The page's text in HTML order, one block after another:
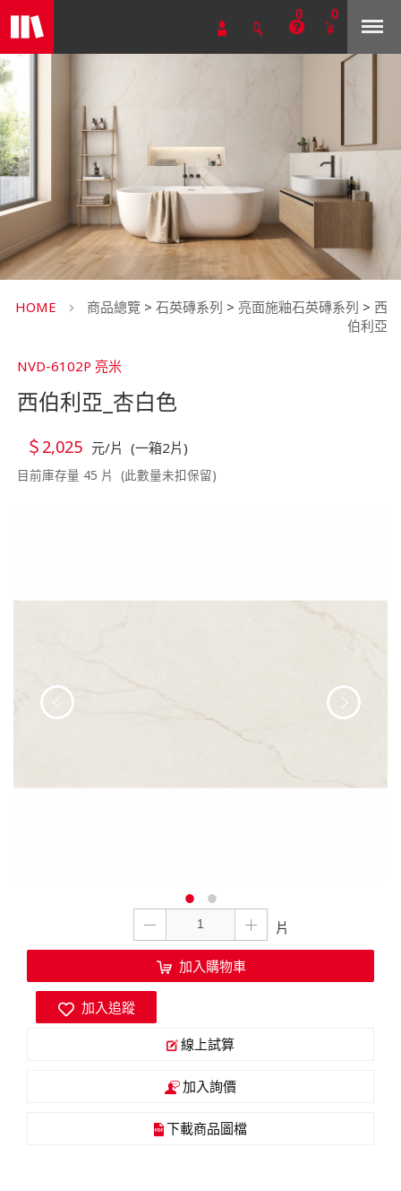
0 0
HOME 商品總覽 > 石英磚系列 > 亮面施釉石英磚系列 > 西
伯利亞
NVD-6102P 亮米
西伯利亞_杏白色
＄2,025 元/片 (一箱2片)
目前庫存量 45 片 (此數量未扣保留)
加入購物車
加入追蹤
線上試算
加入詢價
下載商品圖檔